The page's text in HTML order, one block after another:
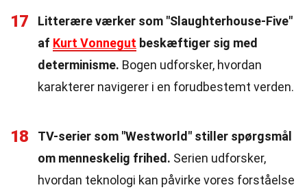
17
Litterære værker som "Slaughterhouse-Five"
af Kurt Vonnegut beskæftiger sig med
determinisme. Bogen udforsker, hvordan
karakterer navigerer i en forudbestemt verden.
18
TV-serier som "Westworld" stiller spørgsmål
om menneskelig frihed. Serien udforsker,
hvordan teknologi kan påvirke vores forståelse